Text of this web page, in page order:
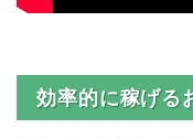
効率的に稼げる